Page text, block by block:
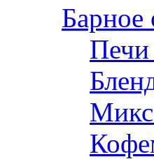
Барное